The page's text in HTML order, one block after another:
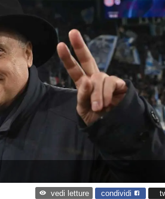
vedi letture condividi